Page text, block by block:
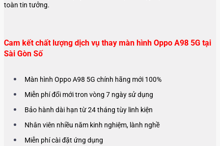
toàn tin tưởng.
Cam kết chất lượng dịch vụ thay màn hình Oppo A98 5G tại
Sài Gòn Số
Màn hình Oppo A98 5G chính hãng mới 100%
Miễn phí đổi mới tron vòng 7 ngày sử dụng
Bảo hành dài hạn từ 24 tháng tùy linh kiện
Nhân viên nhiều năm kinh nghiệm, lành nghề
Miễn phí cài đặt ứng dụng